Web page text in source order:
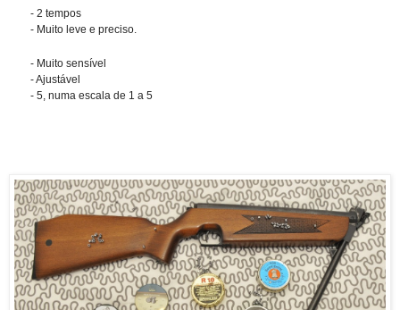
- 2 tempos
        - Muito leve e preciso.
- Muito sensível
        - Ajustável
        - 5, numa escala de 1 a 5